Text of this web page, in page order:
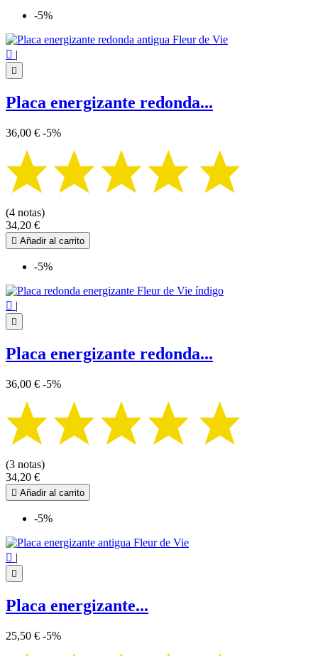
-5%
 |

Placa energizante redonda...
36,00 € -5%
(4 notas)
34,20 €
 Añadir al carrito
-5%
 |

Placa energizante redonda...
36,00 € -5%
(3 notas)
34,20 €
 Añadir al carrito
-5%
 |

Placa energizante...
25,50 € -5%